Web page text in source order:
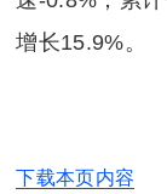
增长15.9%。
下载本页内容